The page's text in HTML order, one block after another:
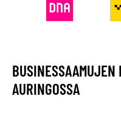
AURINGOSSA